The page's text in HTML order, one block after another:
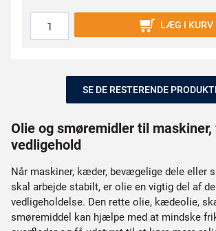
LÆG I KURV
SE DE RESTERENDE
Olie og smøremidler til
vedligehold
Når maskiner, kæder, bevægelige dele eller
skal arbejde stabilt, er olie en vigtig del af
vedligeholdelse. Den rette olie, kædeolie,
smøremiddel kan hjælpe med at mindske